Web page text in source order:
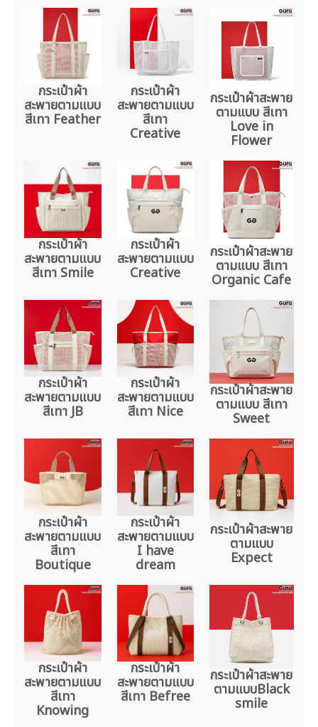
กระเป๋าผ้า
สะพายตามแบบ
สีเทา Feather
กระเป๋าผ้า
สะพายตามแบบ
สีเทา
Creative
กระเป๋าผ้าสะพาย
ตามแบบ สีเทา
Love in
Flower
กระเป๋าผ้า
สะพายตามแบบ
สีเทา Smile
กระเป๋าผ้า
สะพายตามแบบ
Creative
กระเป๋าผ้าสะพาย
ตามแบบ สีเทา
Organic Cafe
กระเป๋าผ้า
สะพายตามแบบ
สีเทา JB
กระเป๋าผ้า
สะพายตามแบบ
สีเทา Nice
กระเป๋าผ้าสะพาย
ตามแบบ สีเทา
Sweet
กระเป๋าผ้า
สะพายตามแบบ
สีเทา
Boutique
กระเป๋าผ้า
สะพายตามแบบ
I have
dream
กระเป๋าผ้าสะพาย
ตามแบบ
Expect
กระเป๋าผ้า
สะพายตามแบบ
สีเทา
Knowing
กระเป๋าผ้า
สะพายตามแบบ
สีเทา Befree
กระเป๋าผ้าสะพาย
ตามแบบBlack
smile